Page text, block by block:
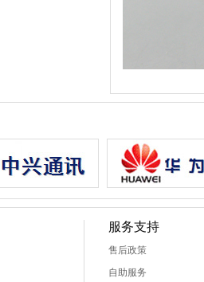
服务支持
售后政策
自助服务